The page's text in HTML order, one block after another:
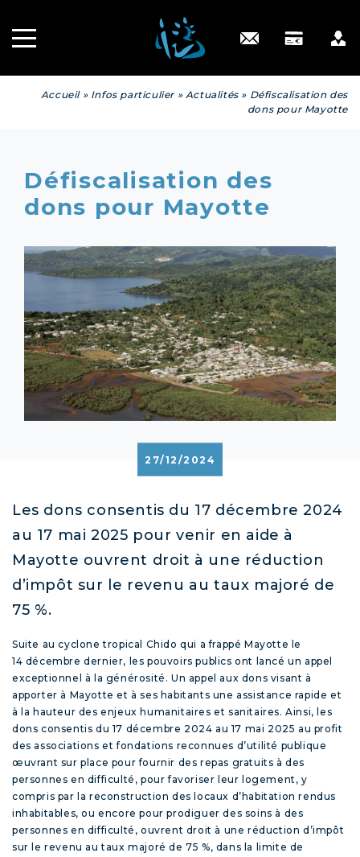
Engagé RSE
Contact
Accueil» Infos particulier» Actualités» Défiscalisation des
dons pour Mayotte
Défiscalisation des
dons pour Mayotte
27/12/2024
Les dons consentis du 17 décembre 2024
au 17 mai 2025 pour venir en aide à
Mayotte ouvrent droit à une réduction
d’impôt sur le revenu au taux majoré de
75 %.
Suite au cyclone tropical Chido qui a frappé Mayotte le
14 décembre dernier, les pouvoirs publics ont lancé un appel
exceptionnel à la générosité. Un appel aux dons visant à
apporter à Mayotte et à ses habitants une assistance rapide et
à la hauteur des enjeux humanitaires et sanitaires. Ainsi, les
dons consentis du 17 décembre 2024 au 17 mai 2025 au profit
des associations et fondations reconnues d’utilité publique
œuvrant sur place pour fournir des repas gratuits à des
personnes en difficulté, pour favoriser leur logement, y
compris par la reconstruction des locaux d’habitation rendus
inhabitables, ou encore pour prodiguer des soins à des
personnes en difficulté, ouvrent droit à une réduction d’impôt
sur le revenu au taux majoré de 75 %, dans la limite de